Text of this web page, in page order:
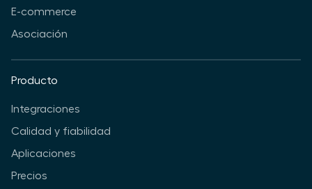
E-commerce
Asociación
Producto
Integraciones
Calidad y fiabilidad
Aplicaciones
Precios